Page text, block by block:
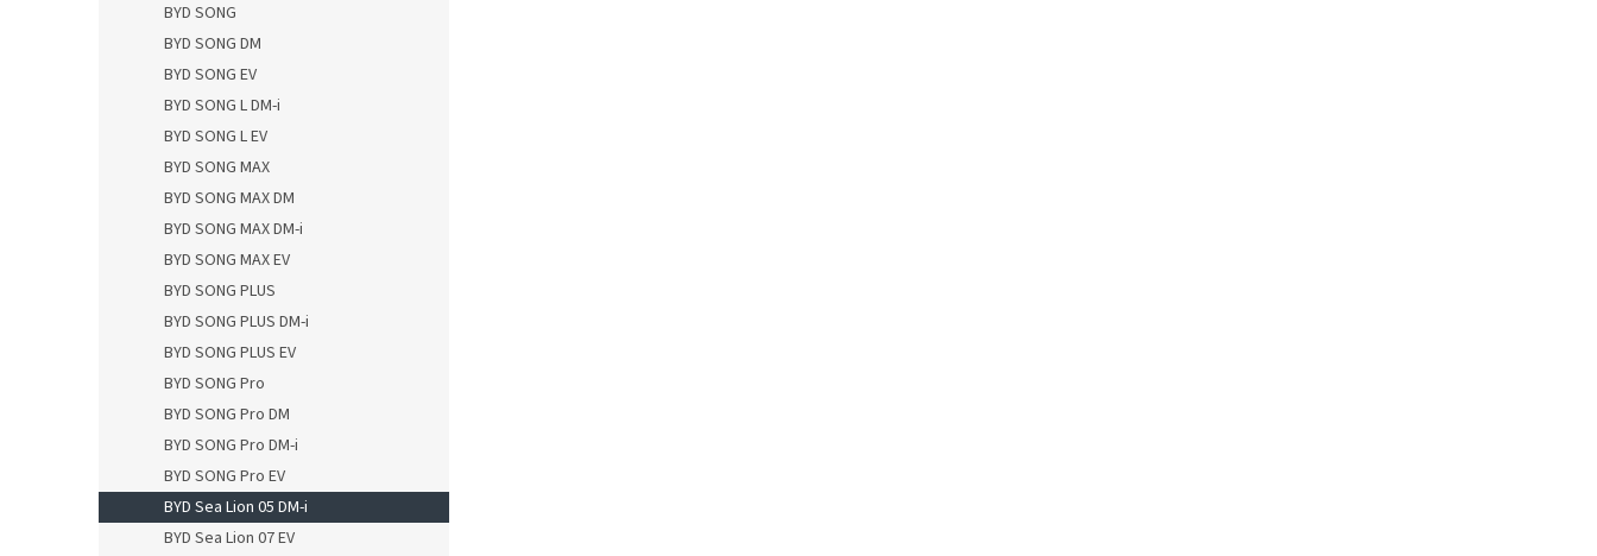
BYD SONG
BYD SONG DM
BYD SONG EV
BYD SONG L DM-i
BYD SONG L EV
BYD SONG MAX
BYD SONG MAX DM
BYD SONG MAX DM-i
BYD SONG MAX EV
BYD SONG PLUS
BYD SONG PLUS DM-i
BYD SONG PLUS EV
BYD SONG Pro
BYD SONG Pro DM
BYD SONG Pro DM-i
BYD SONG Pro EV
BYD Sea Lion 05 DM-i
BYD Sea Lion 07 EV